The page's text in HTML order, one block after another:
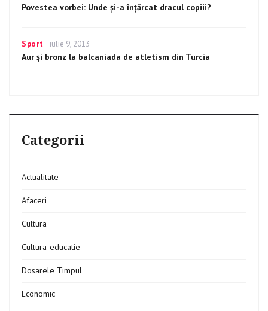
on
Povestea vorbei: Unde și-a înțărcat dracul copiii?
Categories
Sport
Posted
on
iulie 9, 2013
Aur şi bronz la balcaniada de atletism din Turcia
Categorii
Actualitate
Afaceri
Cultura
Cultura-educatie
Dosarele Timpul
Economic